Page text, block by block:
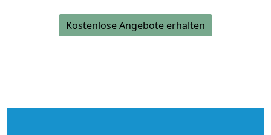
Kostenlose Angebote erhalten